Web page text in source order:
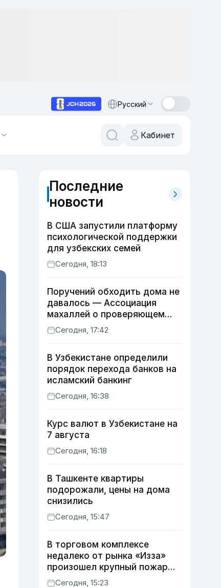
Русский
Кабинет
Последние
новости
В США запустили платформу
психологической поддержки
для узбекских семей
Сегодня, 18:13
Поручений обходить дома не
давалось — Ассоциация
махаллей о проверяющем
хокиме
Сегодня, 17:42
В Узбекистане определили
порядок перехода банков на
исламский банкинг
Сегодня, 16:38
Курс валют в Узбекистане на
7 августа
Сегодня, 16:18
В Ташкенте квартиры
подорожали, цены на дома
снизились
Сегодня, 15:47
В торговом комплексе
недалеко от рынка «Изза»
произошел крупный пожар
(видео)
Сегодня, 15:23